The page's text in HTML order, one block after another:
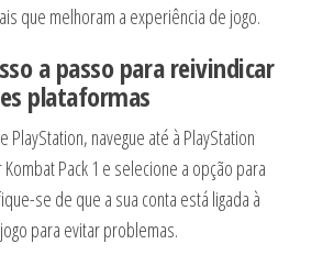
que melhoram a experiência de jogo.
a passo para reivindicar
plataformas
PlayStation, navegue até à PlayStation
Pack 1 e selecione a opção para
se de que a sua conta está ligada à
para evitar problemas.